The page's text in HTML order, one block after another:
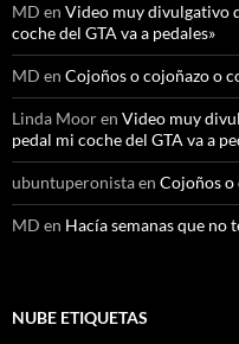
MD en Video muy divulgativo
coche del GTA va a pedales»
MD en Cojoños o cojoñazo o
Linda Mooren Video muy
pedal mi coche del GTA va a
ubuntuperonistaen Cojoños o
MD en Hacía semanas que no
NUBE ETIQUETAS